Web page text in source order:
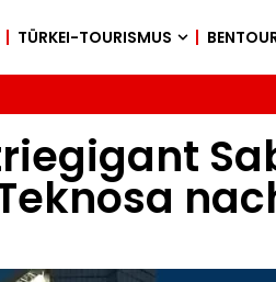
TÜRKEI-TOURISMUS